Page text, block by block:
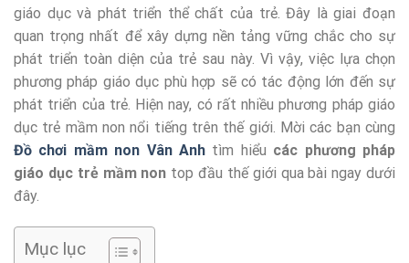
giáo dục và phát triển thể chất của trẻ. Đây là giai đoạn
quan trọng nhất để xây dựng nền tảng vững chắc cho sự
phát triển toàn diện của trẻ sau này. Vì vậy, việc lựa chọn
phương pháp giáo dục phù hợp sẽ có tác động lớn đến sự
phát triển của trẻ. Hiện nay, có rất nhiều phương pháp giáo
dục trẻ mầm non nổi tiếng trên thế giới. Mời các bạn cùng
Đồ chơi mầm non Vân Anh tìm hiểu các phương pháp
giáo dục trẻ mầm non top đầu thế giới qua bài ngay dưới
đây.
Mục lục